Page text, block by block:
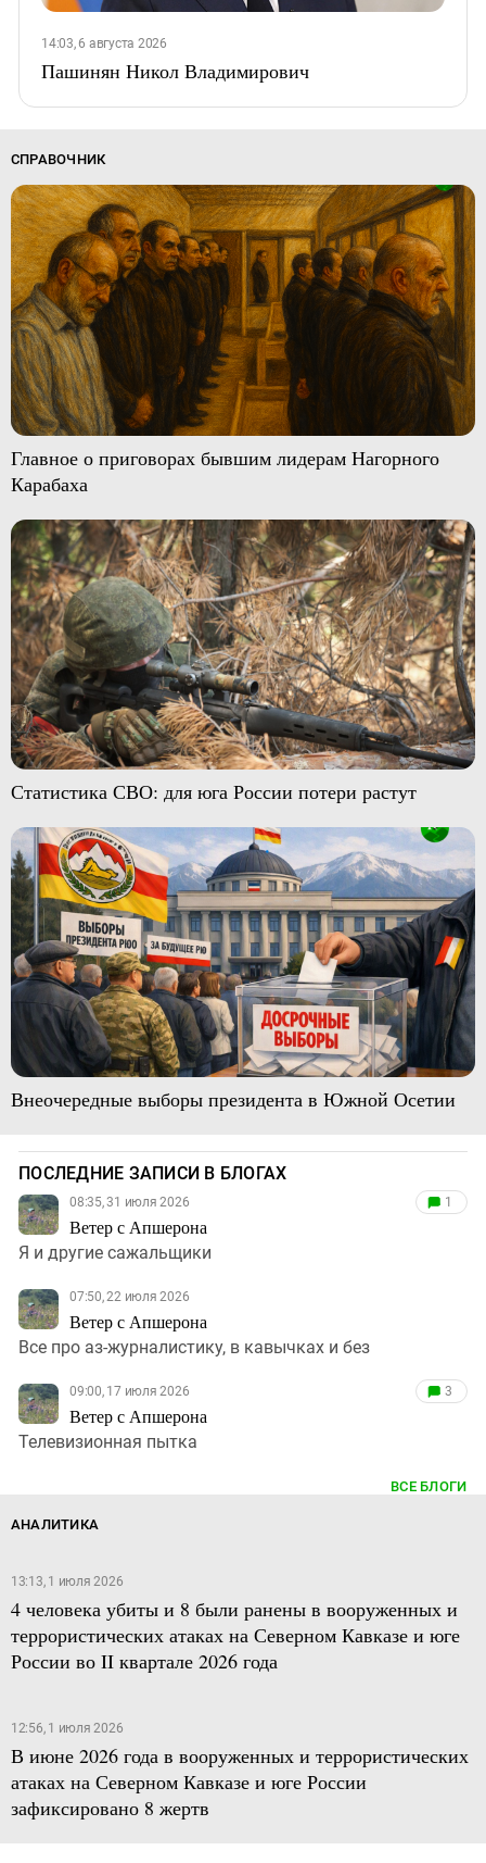
14:03, 6 августа 2026
Пашинян Никол Владимирович
СПРАВОЧНИК
Главное о приговорах бывшим лидерам Нагорного
Карабаха
Статистика СВО: для юга России потери растут
Внеочередные выборы президента в Южной Осетии
ПОСЛЕДНИЕ ЗАПИСИ В БЛОГАХ
08:35, 31 июля 2026
Ветер с Апшерона
1
Я и другие сажальщики
07:50, 22 июля 2026
Ветер с Апшерона
Все про аз-журналистику, в кавычках и без
09:00, 17 июля 2026
Ветер с Апшерона
3
Телевизионная пытка
ВСЕ БЛОГИ
АНАЛИТИКА
13:13, 1 июля 2026
4 человека убиты и 8 были ранены в вооруженных и
террористических атаках на Северном Кавказе и юге
России во II квартале 2026 года
12:56, 1 июля 2026
В июне 2026 года в вооруженных и террористических
атаках на Северном Кавказе и юге России
зафиксировано 8 жертв